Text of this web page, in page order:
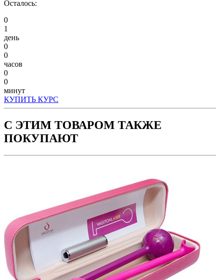
Осталось:
0
1
день
0
0
часов
0
0
минут
КУПИТЬ КУРС
С ЭТИМ ТОВАРОМ ТАКЖЕ
ПОКУПАЮТ